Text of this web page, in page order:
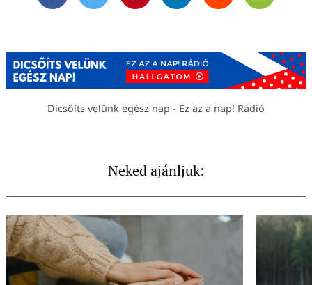
Dicsőíts velünk egész nap - Ez az a nap! Rádió
Neked ajánljuk: